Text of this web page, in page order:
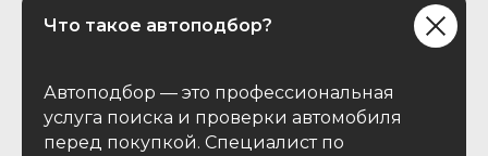
Что такое автоподбор?
Автоподбор — это профессиональная
услуга поиска и проверки автомобиля
перед покупкой. Специалист по